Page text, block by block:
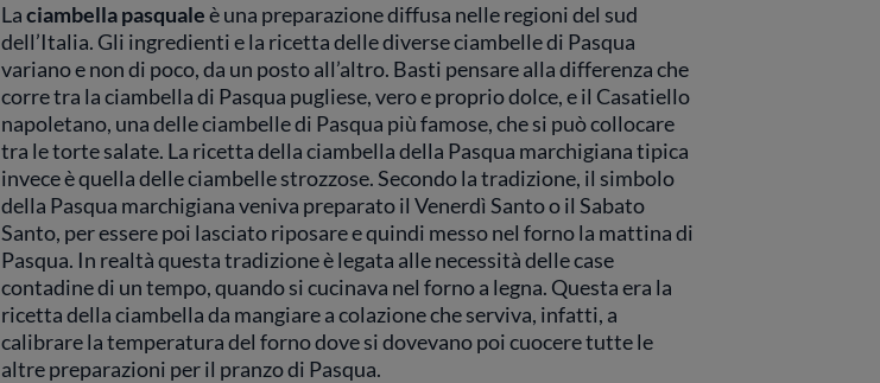
Laciambella pasqualeè una preparazione diffusa nelle regioni del sud
dell’Italia. Gli ingredienti e la ricetta delle diverse ciambelle di Pasqua
variano e non di poco, da un posto all’altro. Basti pensare alla differenza che
corre tra la ciambella di Pasqua pugliese, vero e proprio dolce, e il Casatiello
napoletano, una delle ciambelle di Pasqua più famose, che si può collocare
tra le torte salate. La ricetta della ciambella della Pasqua marchigiana tipica
invece è quella delle ciambelle strozzose. Secondo la tradizione, il simbolo
della Pasqua marchigiana veniva preparato il Venerdì Santo o il Sabato
Santo, per essere poi lasciato riposare e quindi messo nel forno la mattina di
Pasqua. In realtà questa tradizione è legata alle necessità delle case
contadine di un tempo, quando si cucinava nel forno a legna. Questa era la
ricetta della ciambella da mangiare a colazione che serviva, infatti, a
calibrare la temperatura del forno dove si dovevano poi cuocere tutte le
altre preparazioni per il pranzo di Pasqua.